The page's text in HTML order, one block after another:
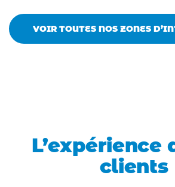
VOIR TOUTES NOS ZONES
L’expérience
clients